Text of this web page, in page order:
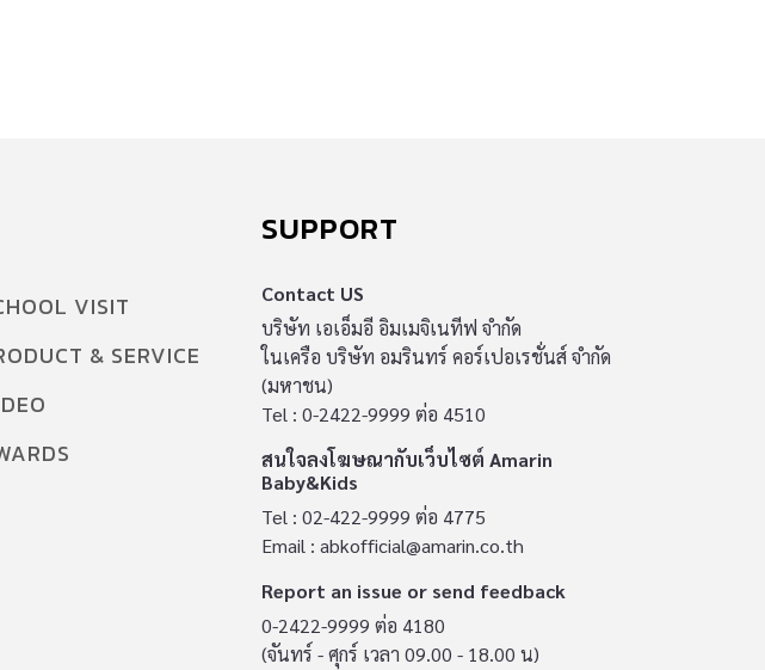
VISIT
& SERVICE
SUPPORT
Contact US
บริษัท เอเอ็มอี อิมเมจิเนทีฟ จำกัด
ในเครือ บริษัท อมรินทร์ คอร์เปอเรชั่นส์ จำกัด
(มหาชน)
Tel : 0-2422-9999 ต่อ 4510
สนใจลงโฆษณากับเว็บไซต์ Amarin
Baby&Kids
Tel : 02-422-9999 ต่อ 4775
Email : abkofficial@amarin.co.th
Report an issue or send feedback
0-2422-9999 ต่อ 4180
(จันทร์ - ศุกร์ เวลา 09.00 - 18.00 น)